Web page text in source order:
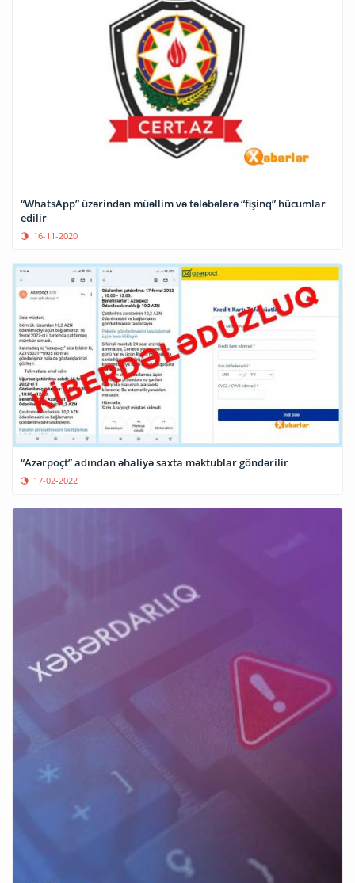
“WhatsApp” üzərindən müəllim və tələbələrə “fişinq” hücumlar
edilir
16-11-2020
“Azərpoçt” adından əhaliyə saxta məktublar göndərilir
17-02-2022